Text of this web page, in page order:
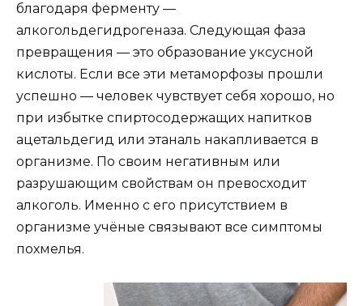
благодаря ферменту —
алкогольдегидрогеназа. Следующая фаза
превращения — это образование уксусной
кислоты. Если все эти метаморфозы прошли
успешно — человек чувствует себя хорошо, но
при избытке спиртосодержащих напитков
ацетальдегид или этаналь накапливается в
организме. По своим негативным или
разрушающим свойствам он превосходит
алкоголь. Именно с его присутствием в
организме учёные связывают все симптомы
похмелья.